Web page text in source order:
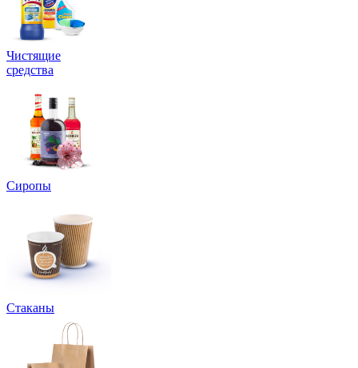
Чистящие
средства
Сиропы
Стаканы